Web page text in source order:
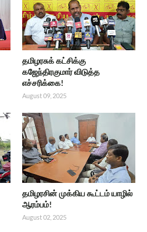
தமிழரசுக் கட்சிக்கு
கஜேந்திரகுமார் விடுத்த
எச்சரிக்கை!
August 09, 2025
தமிழரசின் முக்கிய கூட்டம் யாழில்
ஆரம்பம்!
August 02, 2025